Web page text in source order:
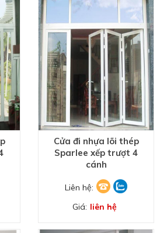
Cửa đi nhựa lõi thép
Sparlee xếp trượt 4
cánh
Liên hệ:
Giá: liên hệ